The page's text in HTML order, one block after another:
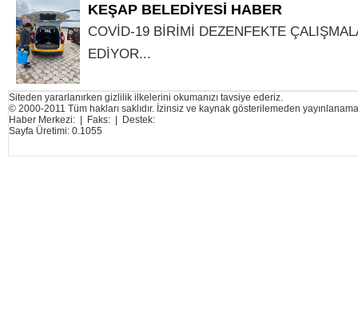
KEŞAP BELEDİYESİ HABER
COVİD-19 BİRİMİ DEZENFEKTE
EDİYOR...
Siteden yararlanırken gizlilik ilkelerini okumanızı tavsiye ederiz.
© 2000-2011 Tüm hakları saklıdır. İzinsiz ve kaynak gösterilemeden
Haber Merkezi: | Faks: | Destek:
Sayfa Üretimi: 0.1055